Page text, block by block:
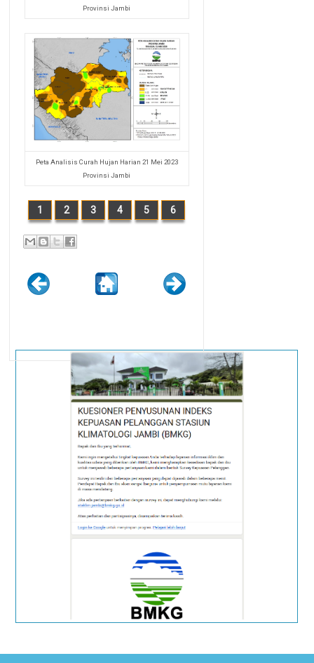
Provinsi Jambi
Peta Analisis Curah Hujan Harian 21 Mei 2023
Provinsi Jambi
1 2 3 4 5 6